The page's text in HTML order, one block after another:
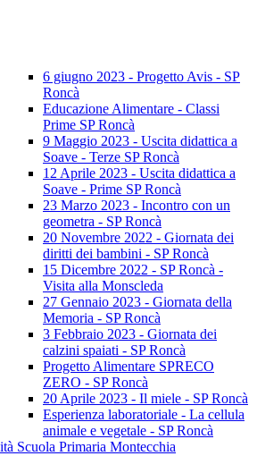
6 giugno 2023 - Progetto Avis - SP
Roncà
Educazione Alimentare - Classi
Prime SP Roncà
9 Maggio 2023 - Uscita didattica a
Soave - Terze SP Roncà
12 Aprile 2023 - Uscita didattica a
Soave - Prime SP Roncà
23 Marzo 2023 - Incontro con un
geometra - SP Roncà
20 Novembre 2022 - Giornata dei
diritti dei bambini - SP Roncà
15 Dicembre 2022 - SP Roncà -
Visita alla Monscleda
27 Gennaio 2023 - Giornata della
Memoria - SP Roncà
3 Febbraio 2023 - Giornata dei
calzini spaiati - SP Roncà
Progetto Alimentare SPRECO
ZERO - SP Roncà
20 Aprile 2023 - Il miele - SP Roncà
Esperienza laboratoriale - La cellula
animale e vegetale - SP Roncà
Scuola Primaria Montecchia